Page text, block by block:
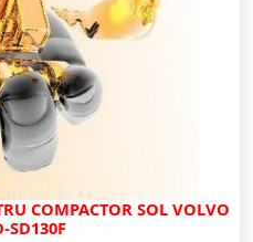
COMPACTOR SOL VOLVO
SD130F